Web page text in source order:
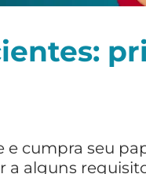
e cumpra seu
a alguns